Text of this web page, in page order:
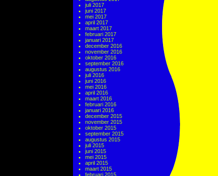
juli 2017
juni 2017
mei 2017
april 2017
maart 2017
februari 2017
januari 2017
december 2016
november 2016
oktober 2016
september 2016
augustus 2016
juli 2016
juni 2016
mei 2016
april 2016
maart 2016
februari 2016
januari 2016
december 2015
november 2015
oktober 2015
september 2015
augustus 2015
juli 2015
juni 2015
mei 2015
april 2015
maart 2015
februari 2015